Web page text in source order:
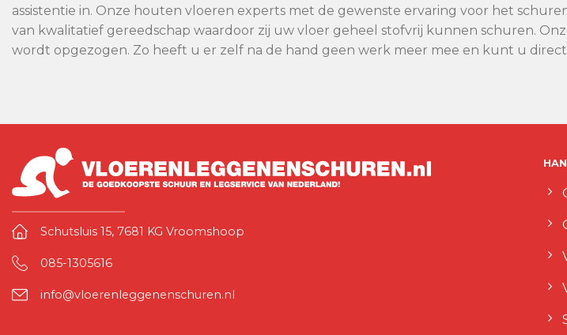
assistentie in. Onze houten vloeren experts met de gewenste ervaring voor het
van kwalitatief gereedschap waardoor zij uw vloer geheel stofvrij kunnen schuren.
wordt opgezogen. Zo heeft u er zelf na de hand geen werk meer mee en kunt u
Schutsluis 15, 7681 KG Vroomshoop
085-1305616
info@vloerenleggenenschuren.nl